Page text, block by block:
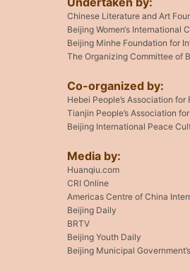
Chinese Literature and Art
Beijing Women‘s International
Beijing Minhe Foundation for
The Organizing Committee of
Co-organized by:
Hebei People’s Association
Tianjin People’s Association
Beijing International Peace
Media by:
Huanqiu.com
CRI Online
Americas Centre of China
Beijing Daily
BRTV
Beijing Youth Daily
Beijing Municipal